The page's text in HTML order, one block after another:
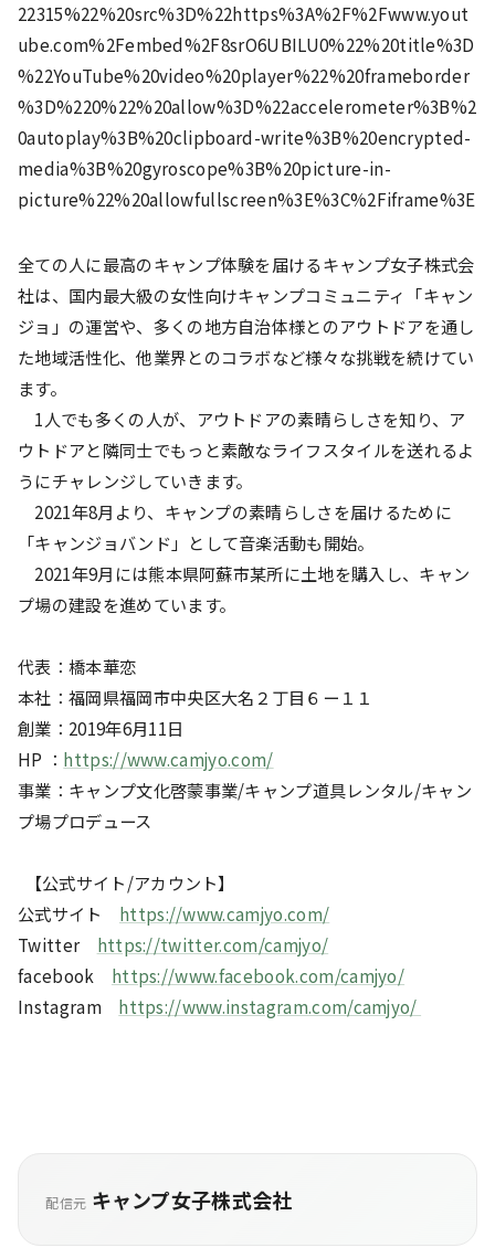
22315%22%20src%3D%22https%3A%2F%2Fwww.yout
ube.com%2Fembed%2F8srO6UBILU0%22%20title%3D
%22YouTube%20video%20player%22%20frameborder
%3D%220%22%20allow%3D%22accelerometer%3B%2
0autoplay%3B%20clipboard-write%3B%20encrypted-
media%3B%20gyroscope%3B%20picture-in-
picture%22%20allowfullscreen%3E%3C%2Fiframe%3E
全ての人に最高のキャンプ体験を届けるキャンプ女子株式会
社は、国内最大級の女性向けキャンプコミュニティ「キャン
ジョ」の運営や、多くの地方自治体様とのアウトドアを通し
た地域活性化、他業界とのコラボなど様々な挑戦を続けてい
ます。
1人でも多くの人が、アウトドアの素晴らしさを知り、ア
ウトドアと隣同士でもっと素敵なライフスタイルを送れるよ
うにチャレンジしていきます。
2021年8月より、キャンプの素晴らしさを届けるために
「キャンジョバンド」として音楽活動も開始。
2021年9月には熊本県阿蘇市某所に土地を購入し、キャン
プ場の建設を進めています。
代表：橋本華恋
本社：福岡県福岡市中央区⼤名２丁⽬６ー１１
創業：2019年6月11日
HP ： https://www.camjyo.com/
事業：キャンプ文化啓蒙事業/キャンプ道具レンタル/キャン
プ場プロデュース
【公式サイト/アカウント】
公式サイト https://www.camjyo.com/
Twitter https://twitter.com/camjyo/
facebook https://www.facebook.com/camjyo/
Instagram https://www.instagram.com/camjyo/
配信元 キャンプ女子株式会社